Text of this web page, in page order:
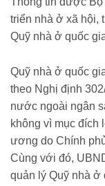
triển nhà ở xã hội,
Quỹ nhà ở quốc
Quỹ nhà ở quốc
theo Nghị định
nước ngoài ngân
không vì mục đích
ương do Chính
Cùng với đó,
quản lý Quỹ nhà ở